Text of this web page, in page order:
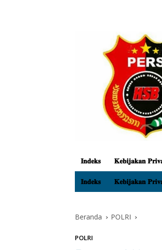
𝐈𝐧𝐝𝐞𝐤𝐬 𝐊𝐞𝐛𝐢𝐣𝐚𝐤𝐚𝐧
𝐈𝐧𝐝𝐞𝐤𝐬 𝐊𝐞𝐛𝐢𝐣𝐚𝐤𝐚𝐧
Beranda POLRI
POLRI